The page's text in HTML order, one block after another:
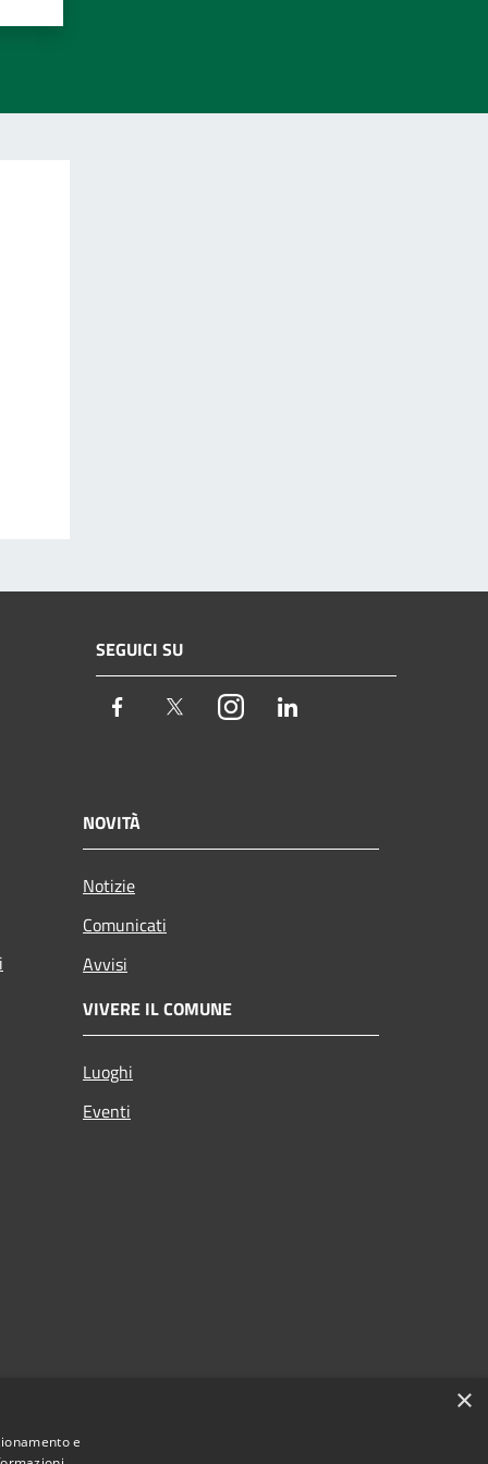
SEGUICI SU
Facebook TwitterInstagram
NOVITÀ
Notizie
Comunicati
Avvisi
VIVERE IL COMUNE
Luoghi
Eventi
×
e